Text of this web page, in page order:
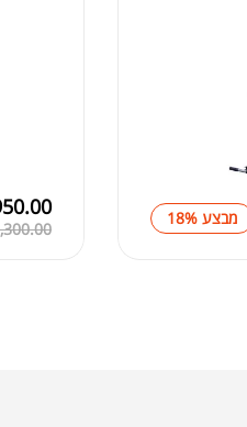
TRACE 150 CAPSULE
מבצע 18%